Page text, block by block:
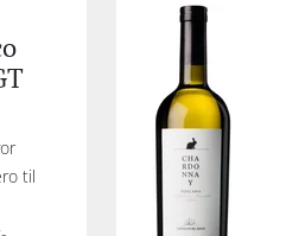
til